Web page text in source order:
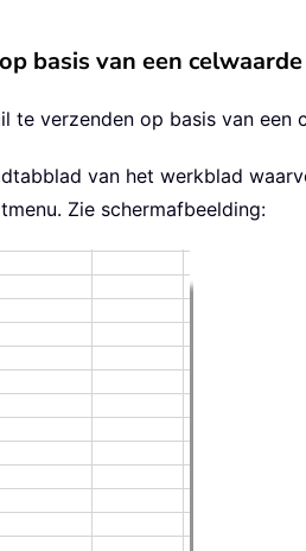
basis van een
te verzenden op basis van een
van het werkblad
Zie schermafbeelding: